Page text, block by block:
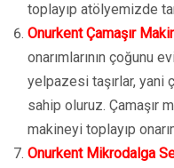
toplayıp atölyemizde
Onurkent Çamaşır
onarımlarının çoğunu
yelpazesi taşırlar, yani
sahip oluruz. Çamaşır
makineyi toplayıp
Onurkent Mikrodalga